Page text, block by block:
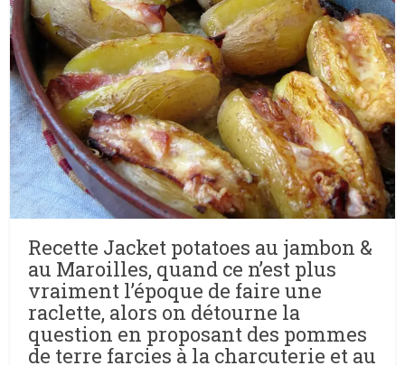
Recette Jacket potatoes au jambon &
au Maroilles, quand ce n’est plus
vraiment l’époque de faire une
raclette, alors on détourne la
question en proposant des pommes
de terre farcies à la charcuterie et au